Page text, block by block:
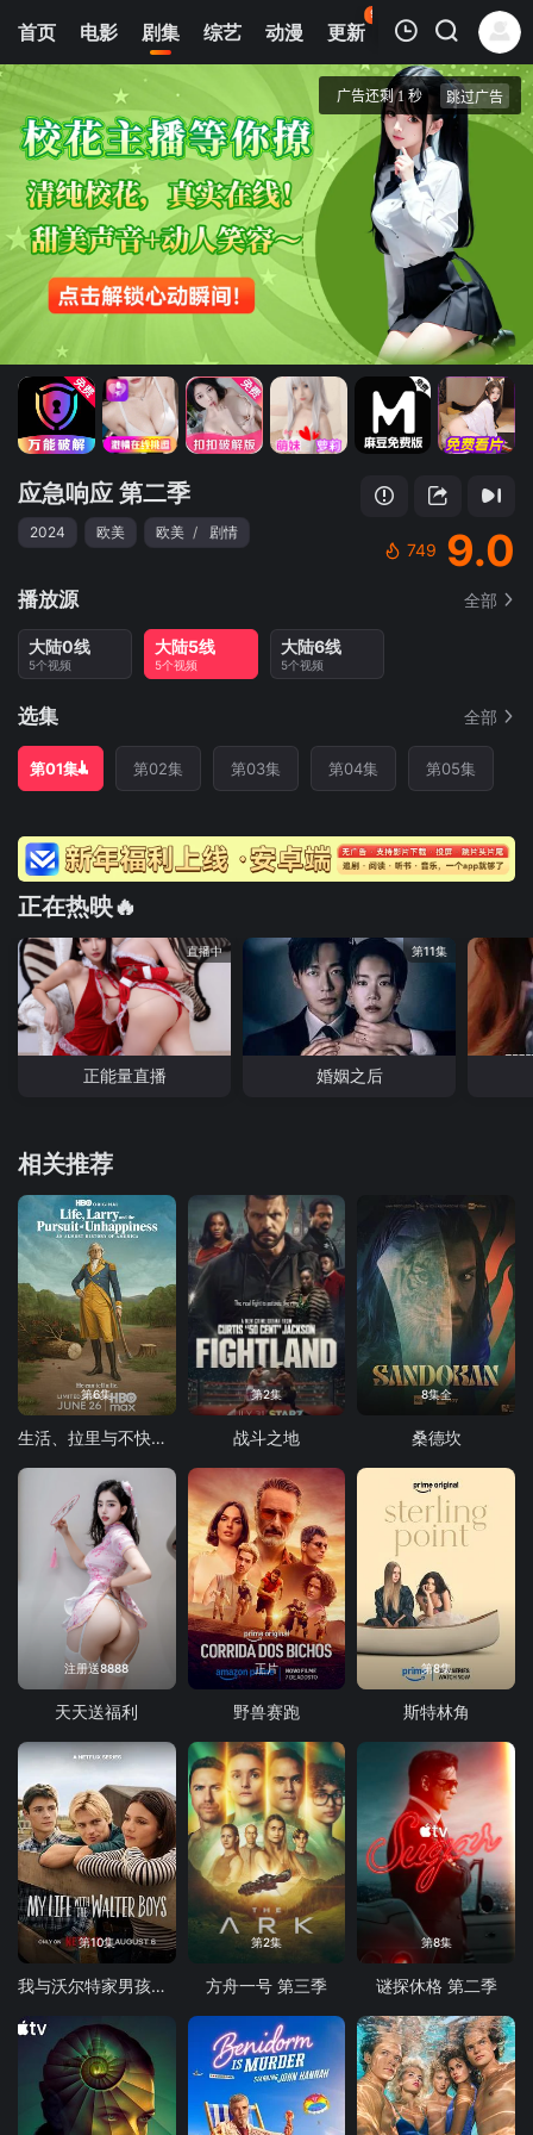
首页 电影 剧集 综艺 动漫 更新
96
热榜 APP
我的观影记录
第01集
应急响应 第二季
清空
应急响应 第二季
2024 欧美 欧美 / 剧情
749 9.0
播放源 全部
大陆0线
5个视频
大陆5线
5个视频
大陆6线
5个视频
选集 全部
第01集 第02集 第03集 第04集 第05集
正在热映🔥
直播中
正能量直播
第11集
婚姻之后
相关推荐
第6集
生活、拉里与不快乐的追求：一部美国史
第2集
战斗之地
8集全
桑德坎
注册送8888
天天送福利
正片
野兽赛跑
第8集
斯特林角
第10集
我与沃尔特家男孩的生活 第三季
第2集
方舟一号 第三季
第8集
谜探休格 第二季